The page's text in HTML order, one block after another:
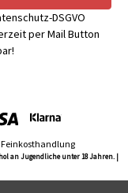
DSGVO
Feinkosthandlung
an Jugendliche unter 18 Jahren. |